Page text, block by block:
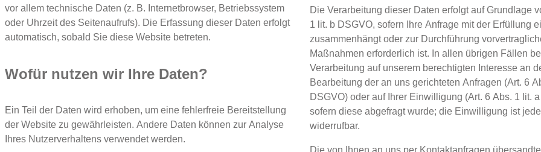
vor allem technische Daten (z. B. Internetbrowser, Betriebssystem
oder Uhrzeit des Seitenaufrufs). Die Erfassung dieser Daten erfolgt
automatisch, sobald Sie diese Website betreten.
Wofür nutzen wir Ihre Daten?
Ein Teil der Daten wird erhoben, um eine fehlerfreie Bereitstellung
der Website zu gewährleisten. Andere Daten können zur Analyse
Ihres Nutzerverhaltens verwendet werden.
Die Verarbeitung dieser Daten erfolgt auf Grundlage
1 lit. b DSGVO, sofern Ihre Anfrage mit der Erfüllung
zusammenhängt oder zur Durchführung
Maßnahmen erforderlich ist. In allen übrigen Fällen
Verarbeitung auf unserem berechtigten Interesse an
Bearbeitung der an uns gerichteten Anfragen (Art. 6
DSGVO) oder auf Ihrer Einwilligung (Art. 6 Abs. 1 lit.
sofern diese abgefragt wurde; die Einwilligung ist
widerrufbar.
Die von Ihnen an uns per Kontaktanfragen